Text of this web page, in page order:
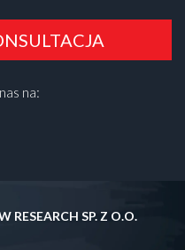
na:
RESEARCH SP. Z O.O.